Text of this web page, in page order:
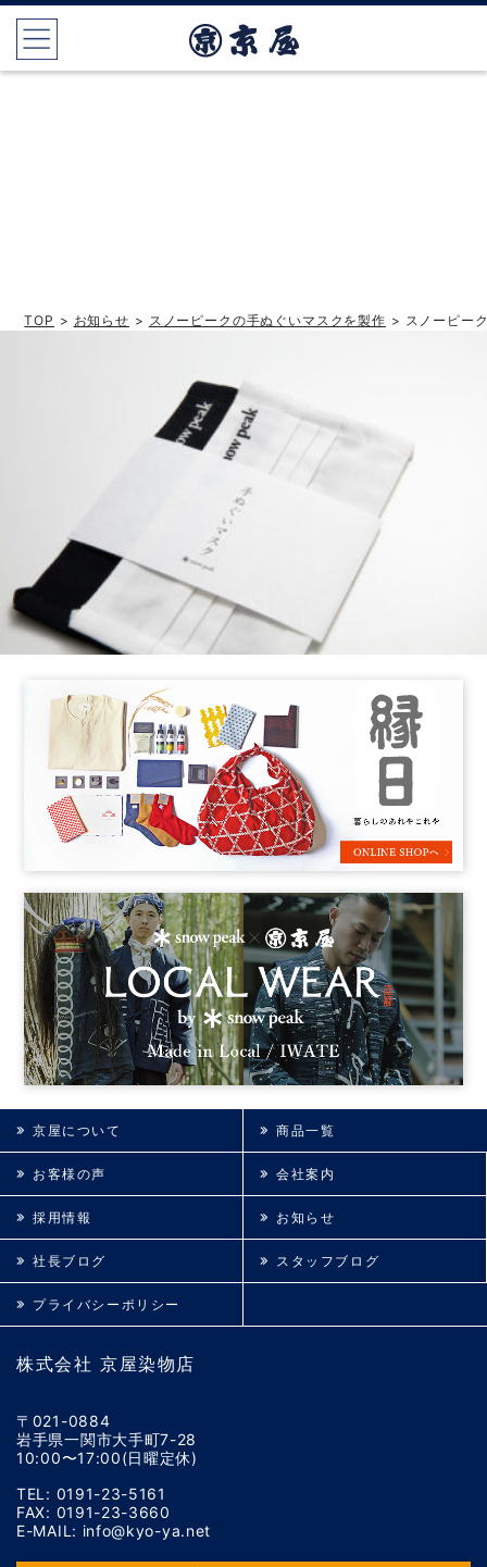
TOP > お知らせ > スノーピークの手ぬぐいマスクを製作 > スノーピ
株式会社 京屋染物店
〒021-0884
岩手県一関市大手町7-28
10:00〜17:00(日曜定休)
TEL: 0191-23-5161
FAX: 0191-23-3660
E-MAIL: info@kyo-ya.net
京屋について 商品一覧
お客様の声 会社案内
採用情報 お知らせ
社長ブログ スタッフブログ
プライバシーポリシー